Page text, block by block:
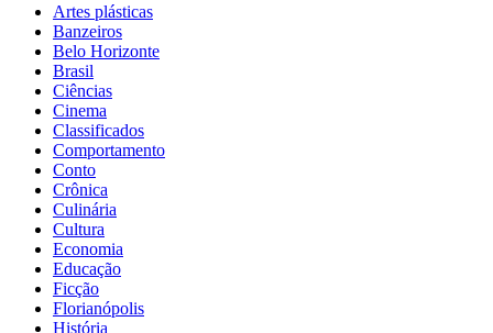
Artes plásticas
Banzeiros
Belo Horizonte
Brasil
Ciências
Cinema
Classificados
Comportamento
Conto
Crônica
Culinária
Cultura
Economia
Educação
Ficção
Florianópolis
História